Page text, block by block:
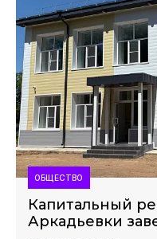
ОБЩЕСТВО
Капитальный
Аркадьевки